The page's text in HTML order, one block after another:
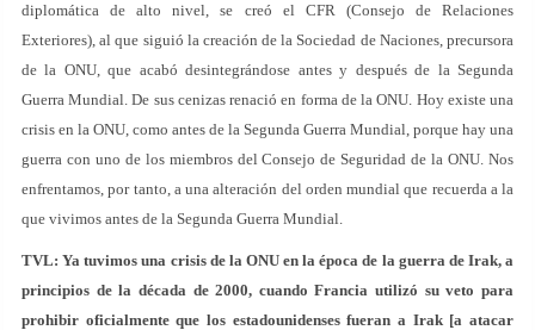
diplomática de alto nivel, se creó el CFR (Consejo de Relaciones
Exteriores), al que siguió la creación de la Sociedad de Naciones, precursora
de la ONU, que acabó desintegrándose antes y después de la Segunda
Guerra Mundial. De sus cenizas renació en forma de la ONU. Hoy existe una
crisis en la ONU, como antes de la Segunda Guerra Mundial, porque hay una
guerra con uno de los miembros del Consejo de Seguridad de la ONU. Nos
enfrentamos, por tanto, a una alteración del orden mundial que recuerda a la
que vivimos antes de la Segunda Guerra Mundial.
TVL: Ya tuvimos una crisis de la ONU en la época de la guerra de Irak, a
principios de la década de 2000, cuando Francia utilizó su veto para
prohibir oficialmente que los estadounidenses fueran a Irak [a atacar